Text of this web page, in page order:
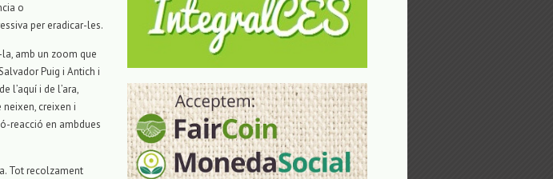
o
per eradicar-les.
amb un zoom que
Puig i Antich i
l’aquí i de l’ara,
creixen i
reacció en ambdues
Tot recolzament